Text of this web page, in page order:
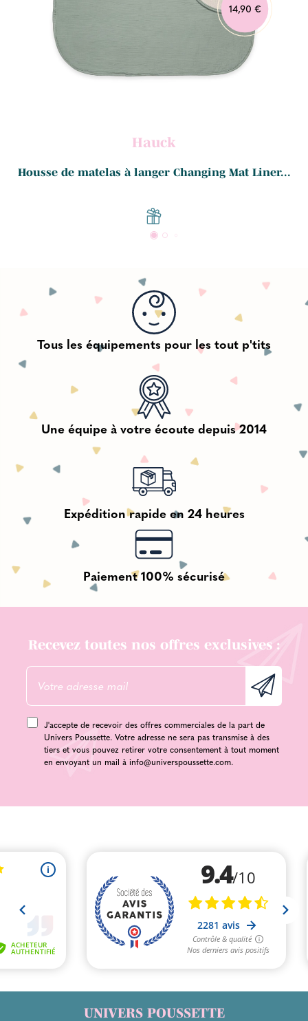
14,90 €
Hauck
Housse de matelas à langer Changing Mat Liner...
Tous les équipements pour les tout p'tits
Une équipe à votre écoute depuis 2014
Expédition rapide en 24 heures
Paiement 100% sécurisé
Recevez toutes nos offres exclusives :
J'accepte de recevoir des offres commerciales de la part de
Univers Poussette. Votre adresse ne sera pas transmise à des
tiers et vous pouvez retirer votre consentement à tout moment
en envoyant un mail à info@universpoussette.com.
UNIVERS POUSSETTE